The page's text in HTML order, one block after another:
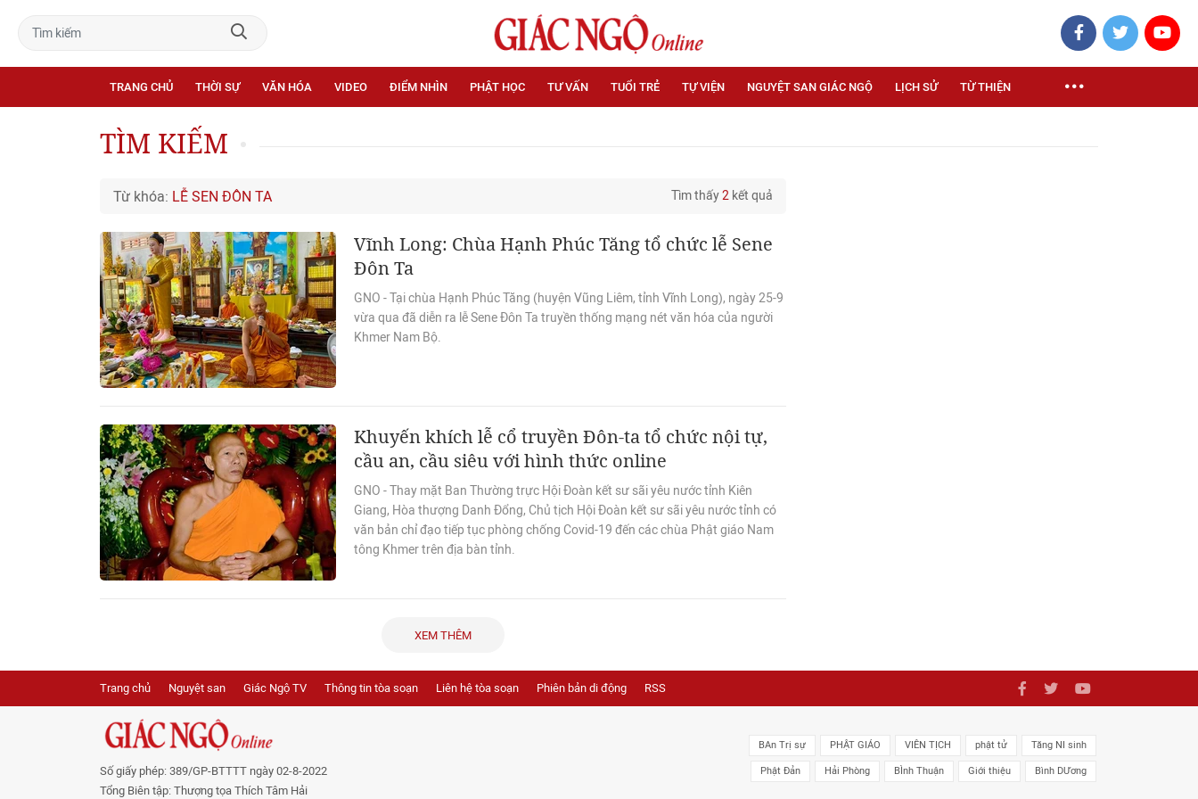
TRANG CHỦ THỜI SỰ VĂN HÓA VIDEO ĐIỂM NHÌN PHẬT HỌC TƯ VẤN TUỔI TRẺ TỰ VIỆN NGUYỆT SAN GIÁC NGỘ LỊCH SỬ TỪ THIỆN
TÌM KIẾM
Từ khóa: LỄ SEN ĐÔN TA Tìm thấy2 kết quả
Vĩnh Long: Chùa Hạnh Phúc Tăng tổ chức lễ Sene
Đôn Ta
GNO - Tại chùa Hạnh Phúc Tăng (huyện Vũng Liêm, tỉnh Vĩnh Long), ngày 25-9
vừa qua đã diễn ra lễ Sene Đôn Ta truyền thống mạng nét văn hóa của người
Khmer Nam Bộ.
Khuyến khích lễ cổ truyền Đôn-ta tổ chức nội tự,
cầu an, cầu siêu với hình thức online
GNO - Thay mặt Ban Thường trực Hội Đoàn kết sư sãi yêu nước tỉnh Kiên
Giang, Hòa thượng Danh Đổng, Chủ tịch Hội Đoàn kết sư sãi yêu nước tỉnh có
văn bản chỉ đạo tiếp tục phòng chống Covid-19 đến các chùa Phật giáo Nam
tông Khmer trên địa bàn tỉnh.
XEM THÊM
Trang chủ Nguyệt san Giác Ngộ TV Thông tin tòa soạn Liên hệ tòa soạn Phiên bản di động RSS
Số giấy phép: 389/GP-BTTTT ngày 02-8-2022
Tổng Biên tập: Thượng tọa Thích Tâm Hải
BAn Trị sự PHẬT GIÁO VIÊN TỊCH phật tử Tăng NI sinh
Phật Đản Hải Phòng BÌnh Thuận Giới thiệu Bình DƯơng